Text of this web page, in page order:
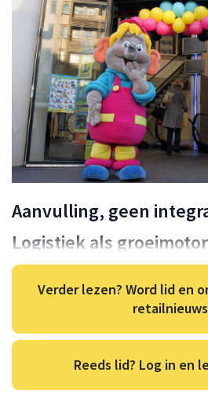
Aanvulling, geen
Logistiek als groeimotor
Verder lezen? Word lid en
Reeds lid? Log in en